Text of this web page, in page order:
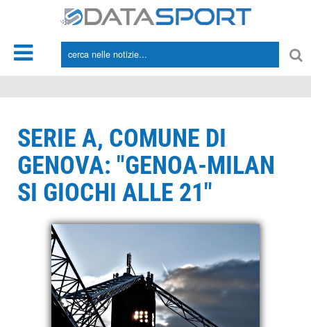
SERIE A, COMUNE DI
GENOVA: "GENOA-MILAN
SI GIOCHI ALLE 21"